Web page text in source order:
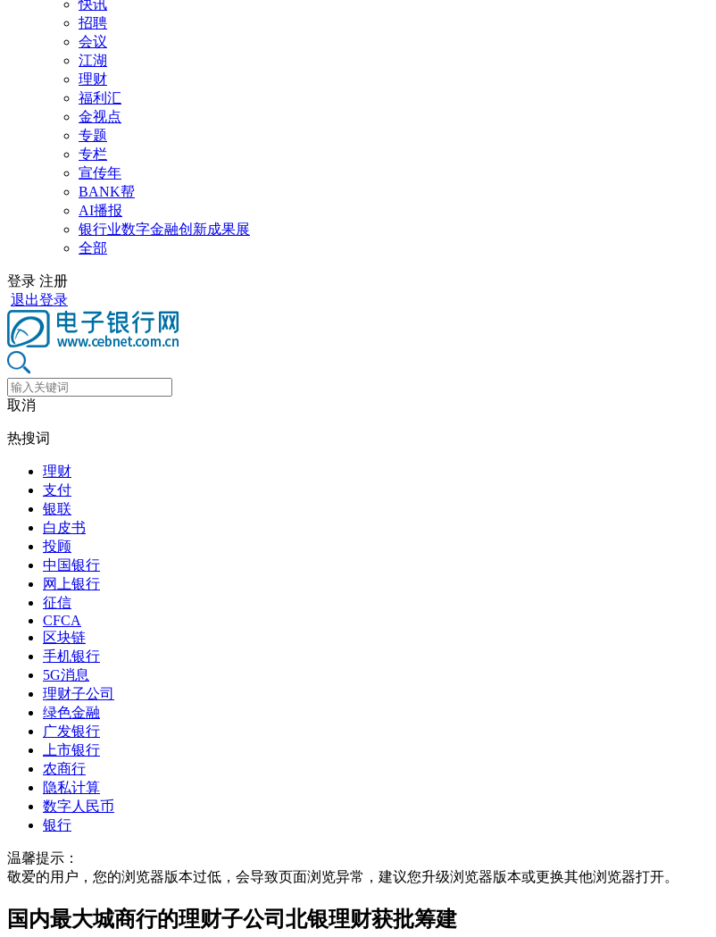
快讯
招聘
会议
江湖
理财
福利汇
金视点
专题
专栏
宣传年
BANK帮
AI播报
银行业数字金融创新成果展
全部
登录 注册
退出登录
取消
热搜词
理财
支付
银联
白皮书
投顾
中国银行
网上银行
征信
CFCA
区块链
手机银行
5G消息
理财子公司
绿色金融
广发银行
上市银行
农商行
隐私计算
数字人民币
银行
温馨提示：
敬爱的用户，您的浏览器版本过低，会导致页面浏览异常，建议您升级浏览器版本或更换其他浏览器打开。
国内最大城商行的理财子公司北银理财获批筹建